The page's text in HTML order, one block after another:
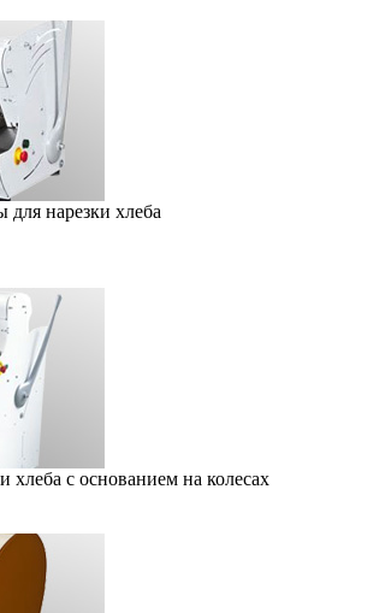
нарезки хлеба
с основанием на колесах